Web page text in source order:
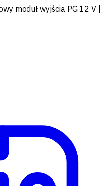
moduł wyjścia PG 12 V |